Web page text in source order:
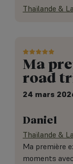
Thaïlande &
Ma
road
24 mars
Daniel
Thaïlande &
Ma première
moments